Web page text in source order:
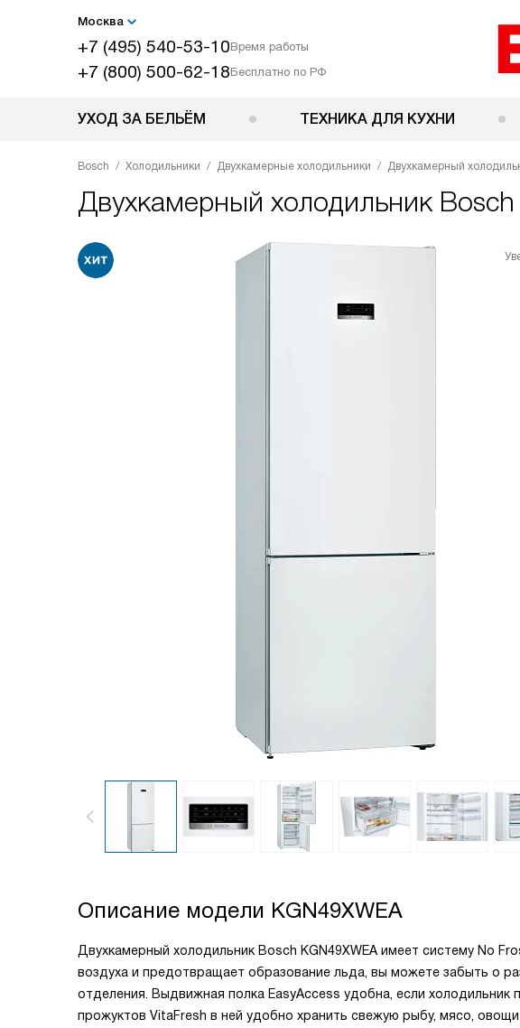
Москва
+7 (495) 540-53-10Время работы
+7 (800) 500-62-18Бесплатно по РФ
УХОД ЗА БЕЛЬЁМ ТЕХНИКА ДЛЯ КУХНИ
Bosch Холодильники Двухкамерные холодильники Двухкамерный
Двухкамерный холодильник
Описание модели KGN49XWEA
Двухкамерный холодильник Bosch KGN49XWEA имеет систему No
воздуха и предотвращает образование льда, вы можете забыть о
отделения. Выдвижная полка EasyAccess удобна, если холодильник
прожуктов VitaFresh в ней удобно хранить свежую рыбу, мясо,